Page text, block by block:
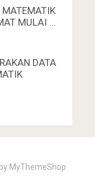
MULAI …
DATA
MyThemeShop